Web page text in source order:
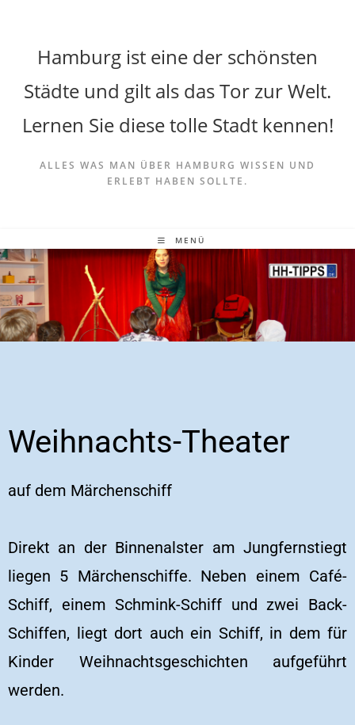
Hamburg ist eine der schönsten
Städte und gilt als das Tor zur Welt.
Lernen Sie diese tolle Stadt kennen!
ALLES WAS MAN ÜBER HAMBURG WISSEN UND
ERLEBT HABEN SOLLTE.
MENÜ
Weihnachts-Theater
auf dem Märchenschiff
Direkt an der Binnenalster am Jungfernstiegt
liegen 5 Märchenschiffe. Neben einem Café-
Schiff, einem Schmink-Schiff und zwei Back-
Schiffen, liegt dort auch ein Schiff, in dem für
Kinder Weihnachtsgeschichten aufgeführt
werden.